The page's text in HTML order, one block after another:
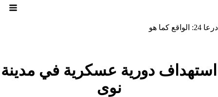
درعا 24: الواقع كما هو
استهداف دورية عسكرية في مدينة
نوى